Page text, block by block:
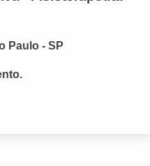
Paulo - SP